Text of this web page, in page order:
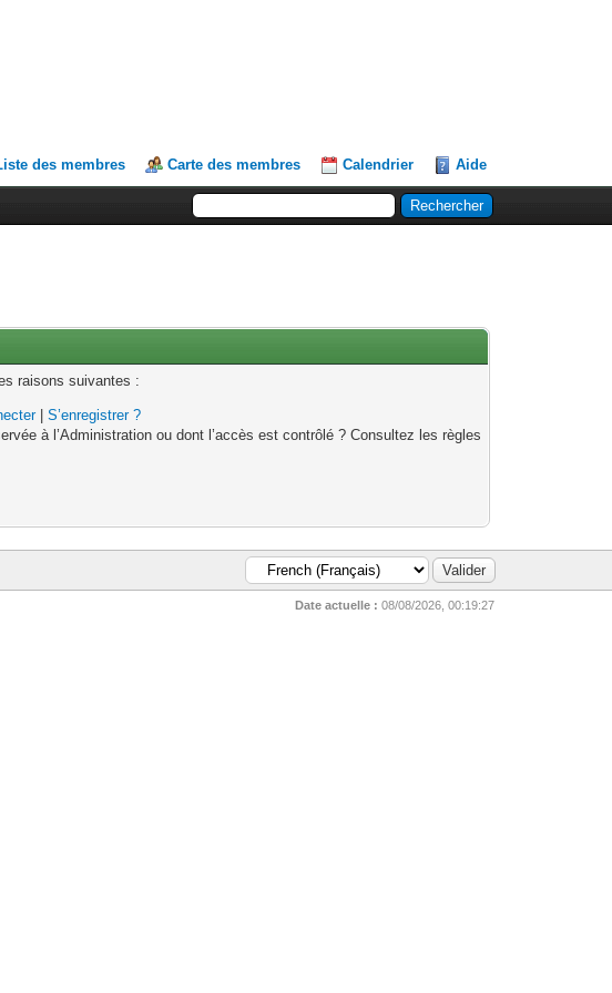
des membres Carte des membres Calendrier Aide
raisons suivantes :
|S’enregistrer ?
à l’Administration ou dont l’accès est contrôlé ? Consultez les règles
Date actuelle : 08/08/2026, 00:19:27